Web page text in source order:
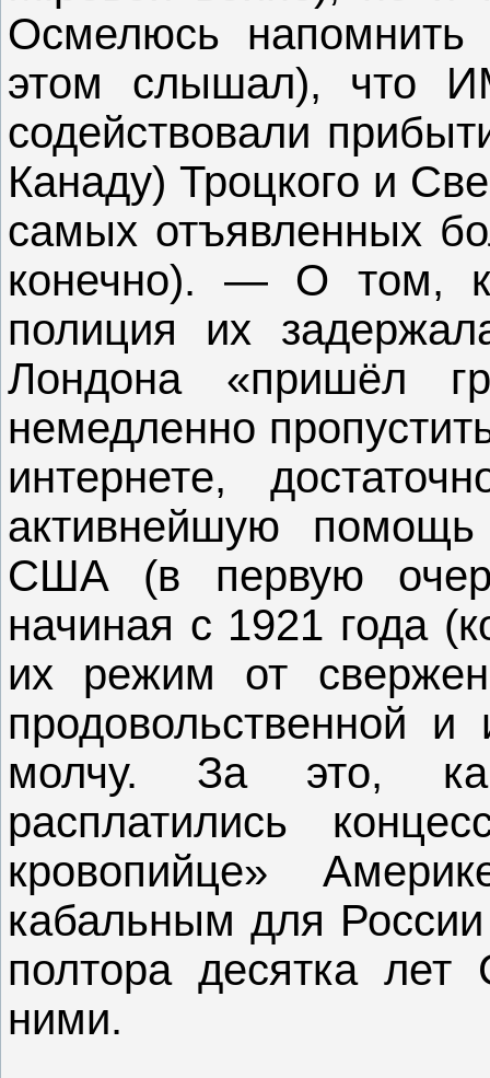
Осмелюсь
этом слышал), что
содействовали
Канаду) Троцкого и
самых отъявленных
конечно). — О том,
полиция их
Лондона «пришёл
немедленно
интернете,
активнейшую
США (в первую
начиная с 1921 года
их режим от
продовольственной
молчу. За это,
расплатились
кровопийце»
кабальным для
полтора десятка
ними.